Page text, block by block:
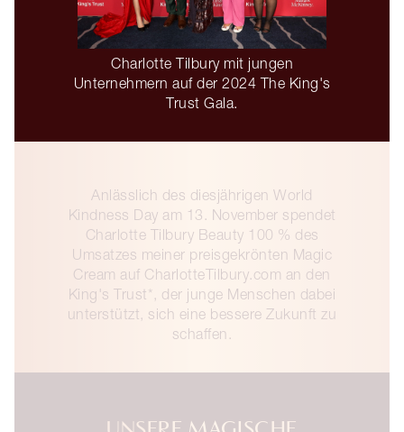
Charlotte Tilbury mit jungen
Unternehmern auf der 2024 The King's
Trust Gala.
Anlässlich des diesjährigen World
Kindness Day am 13. November spendet
Charlotte Tilbury Beauty 100 % des
Umsatzes meiner preisgekrönten Magic
Cream auf CharlotteTilbury.com an den
King's Trust*, der junge Menschen dabei
unterstützt, sich eine bessere Zukunft zu
schaffen.